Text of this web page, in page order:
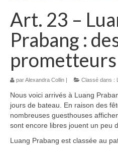
Carte du Vietnam
Vietnam – Infos
Paludisme au Vietnam
Les articles du
Cambodge
Carte du Cambodge
Cambodge – Infos
Art. 23 –
Prabang :
prometteurs
parAlexandra Collin | Classé dans :
Nous voici arrivés à Luang
jours de bateau. En raison des
nombreuses guesthouses
sont encore libres jouent un peu
Luang Prabang est classée au